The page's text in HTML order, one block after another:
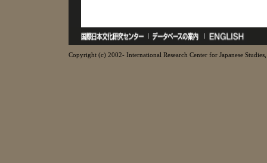
Copyright (c) 2002- International Research Center for Japanese